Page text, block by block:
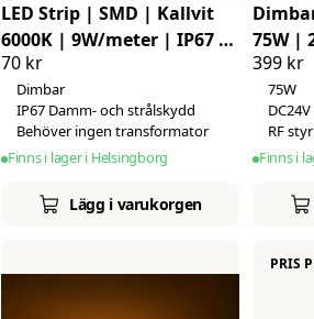
LED Strip | SMD | Kallvit
6000K | 9W/meter | IP67 |
230V
70 kr
Dimbar
IP67 Damm- och strålskydd
Behöver ingen transformator
Finns i lager i Helsingborg
Lägg i varukorgen
75W |
399 kr
75W
DC24V
RF
Finns i
PRIS